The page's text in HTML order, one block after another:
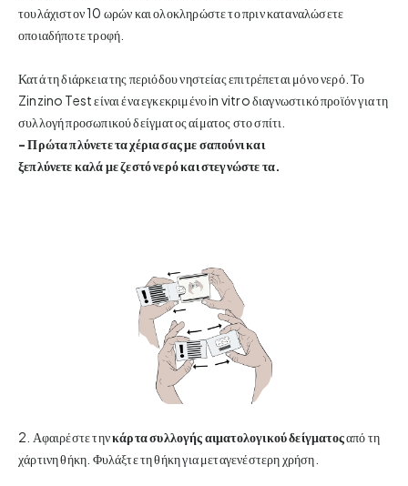
τουλάχιστον 10 ωρών και ολοκληρώστε το πριν καταναλώσετε
οποιαδήποτε τροφή.
Κατά τη διάρκεια της περιόδου νηστείας επιτρέπεται μόνο νερό. Το
Zinzino Test είναι ένα εγκεκριμένο in vitro διαγνωστικό προϊόν για τη
συλλογή προσωπικού δείγματος αίματος στο σπίτι.
- Πρώτα πλύνετε τα χέρια σας με σαπούνι και
ξεπλύνετε καλά με ζεστό νερό και στεγνώστε τα.
2. Αφαιρέστε τηνκάρτα συλλογής αιματολογικού δείγματοςαπό τη
χάρτινη θήκη. Φυλάξτε τη θήκη για μεταγενέστερη χρήση.